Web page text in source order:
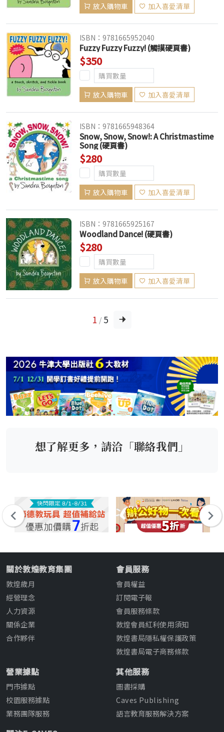
放入購物車 加入喜愛清單
ISBN：9781665952040
Fuzzy Fuzzy Fuzzy! (觸摸硬頁書)
$350
放入購物車 加入喜愛清單
ISBN：9781665948364
Snow, Snow, Snow!: A Christmastime
Song (硬頁書)
$280
放入購物車 加入喜愛清單
ISBN：9781665925167
Woodland Dance! (硬頁書)
$280
放入購物車 加入喜愛清單
1 / 5
想了解更多，請洽「聯絡我們」
關於敦煌教育集團
敦煌歲月
經營理念
人力資源
關係企業
合作夥伴
會員服務
會員權益
訂閱電子報
會員服務條款
敦煌會員紅利使用須知
敦煌書局隱私權保護政策
敦煌書局電子商務條款
營業據點
門市據點
校園服務據點
業務團隊服務
其他服務
圖書採購
Caves Publishing
語言教育服務解決方案